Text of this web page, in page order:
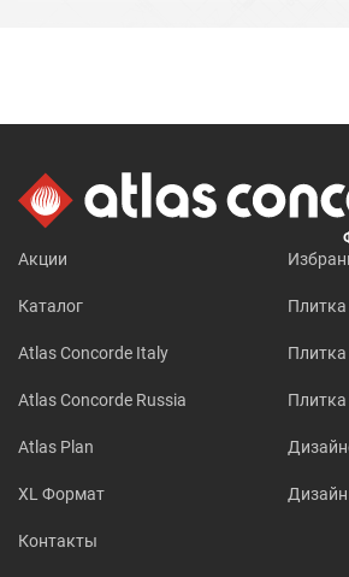
Акции
Каталог
Atlas Concorde Italy
Atlas Concorde Russia
Atlas Plan
XL Формат
Плитка
Контакты